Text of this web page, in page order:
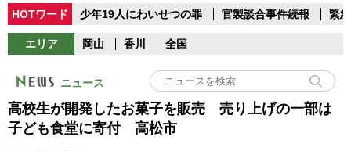
HOTワード 少年19人にわいせつの罪 官製談合事件続報 緊
エリア 岡山 香川 全国
ニュース
高校生が開発したお菓子を販売 売り上げの一部は
子ども食堂に寄付 高松市